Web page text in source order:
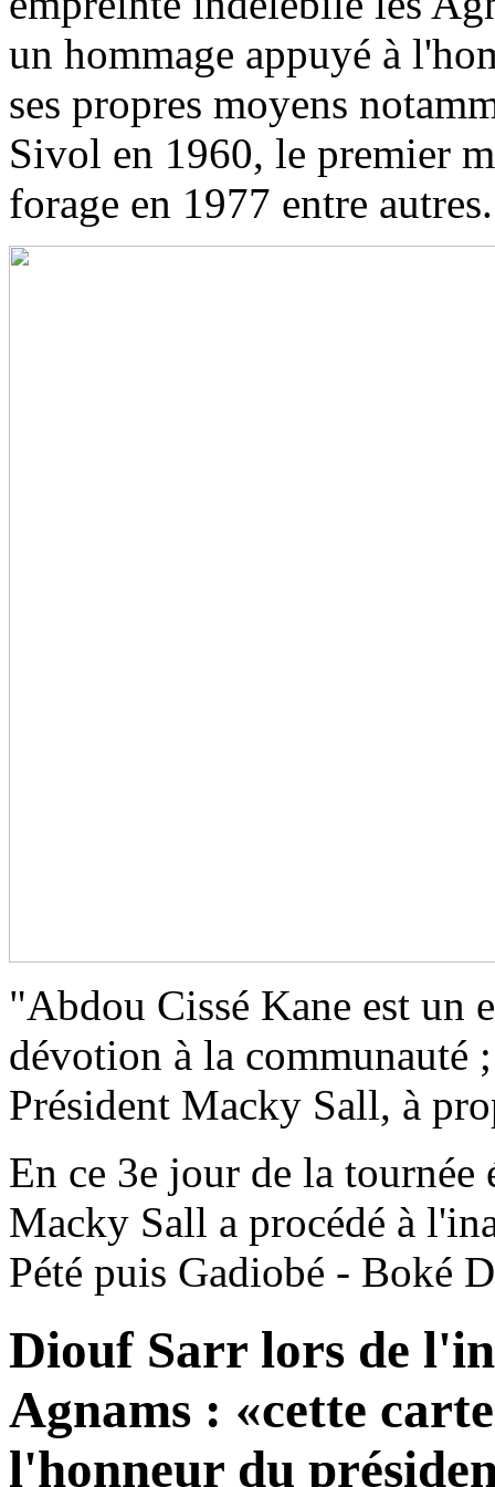
un hommage appuyé à
ses propres moyens
Sivol en 1960, le premier
forage en 1977 entre autres.
"Abdou Cissé Kane est un
dévotion à la communauté
Président Macky Sall, à
En ce 3e jour de la
Macky Sall a procédé à
Pété puis Gadiobé - Boké
Diouf Sarr lors de
Agnams : «cette
l'honneur du